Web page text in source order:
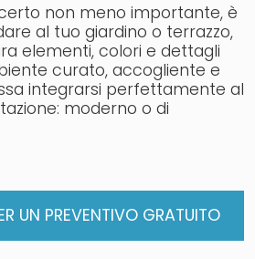
non meno importante, è
al tuo giardino o terrazzo,
elementi, colori e dettagli
curato, accogliente e
integrarsi perfettamente al
moderno o di
UN PREVENTIVO GRATUITO